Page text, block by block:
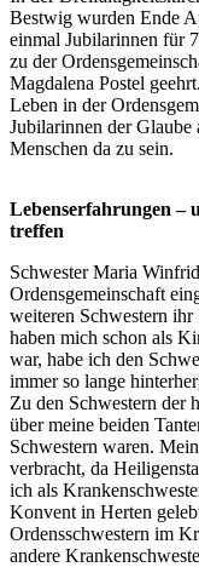
Bestwig wurden Ende
einmal Jubilarinnen für
zu der
Magdalena Postel
Leben in der
Jubilarinnen der
Menschen da zu sein.
Lebenserfahrungen –
treffen
Schwester Maria
Ordensgemeinschaft
weiteren Schwestern
haben mich schon als
war, habe ich den
immer so lange
Zu den Schwestern der
über meine beiden
Schwestern waren.
verbracht, da
ich als
Konvent in Herten
Ordensschwestern im
andere